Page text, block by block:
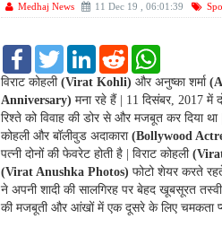
Medhaj News 11 Dec 19 , 06:01:39
F
c
e
b
o
o
k
T
i
t
t
e
r
L
n
k
d
I
n
R
d
d
t
a
t
A
p
p
विराट कोहली (Virat Kohli) और अनुष्का शर्मा
Anniversary) मना रहे हैं | 11 दिसंबर, 2017 में
रिश्ते को विवाह की डोर से और मजबूत कर दिया
कोहली और बॉलीवुड अदाकारा (Bollywood
पत्नी दोनों की फेवरेट होती है | विराट कोहली
(Virat Anushka Photos) फोटो शेयर करते
ने अपनी शादी की सालगिरह पर बेहद खूबसूरत
की मजबूती और आंखों में एक दूसरे के लिए चमकता